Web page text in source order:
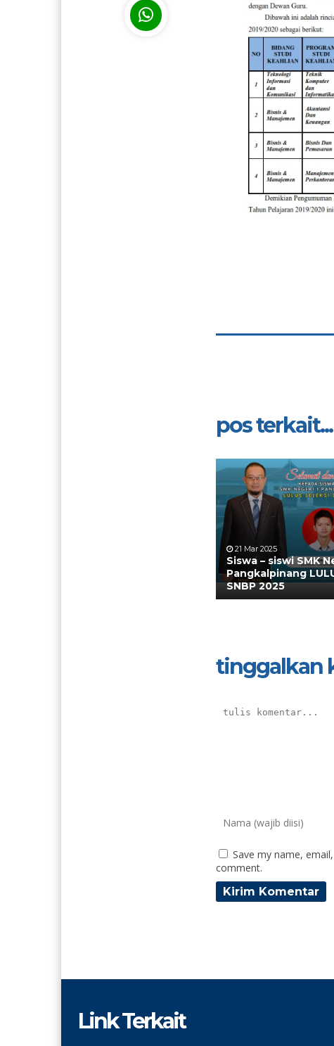
pos terkait...
21 Mar 2025
Siswa – siswi SMK
Pangkalpinang
SNBP 2025
tinggalkan
Save my name,
comment.
Link Terkait